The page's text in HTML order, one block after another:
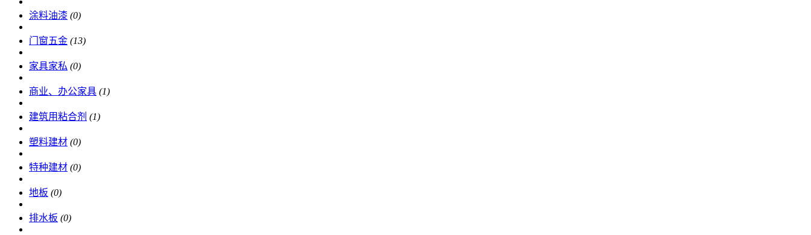
涂料油漆 (0)
门窗五金 (13)
家具家私 (0)
商业、办公家具 (1)
建筑用粘合剂 (1)
塑料建材 (0)
特种建材 (0)
地板 (0)
排水板 (0)